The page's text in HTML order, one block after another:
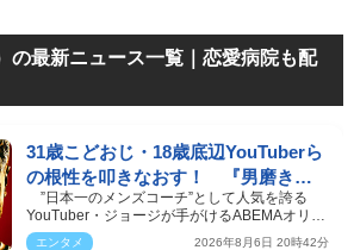
の最新ニュース一覧｜恋愛病院も配
31歳こどおじ・18歳底辺YouTuberら
の根性を叩きなおす！ 『男磨きハ
ウス』第2弾コーチ陣発表
”日本一のメンズコーチ”として人気を誇る
YouTuber・ジョージが手がけるABEMAオリジ
ナルリアリティショー…
エンタメ 2026年8月6日 20時42分